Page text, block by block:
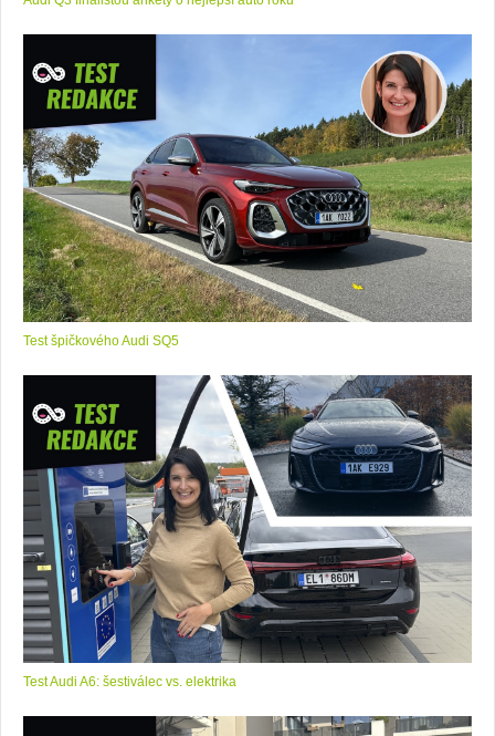
Test špičkového Audi SQ5
Test Audi A6: šestiválec vs. elektrika